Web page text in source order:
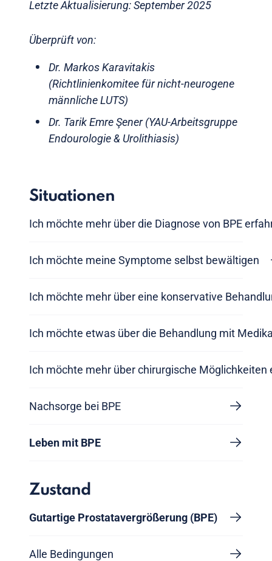
Letzte Aktualisierung: September 2025
Überprüft von:
Dr. Markos Karavitakis
(Richtlinienkomitee für nicht-neurogene
männliche LUTS)
Dr. Tarik Emre Şener (YAU-Arbeitsgruppe
Endourologie & Urolithiasis)
Situationen
Ich möchte mehr über die Diagnose von BPE
Ich möchte meine Symptome selbst bewältigen
Ich möchte mehr über eine konservative
Ich möchte etwas über die Behandlung mit
Ich möchte mehr über chirurgische Möglichkeiten
Nachsorge bei BPE
Leben mit BPE
Zustand
Gutartige Prostatavergrößerung (BPE)
Alle Bedingungen